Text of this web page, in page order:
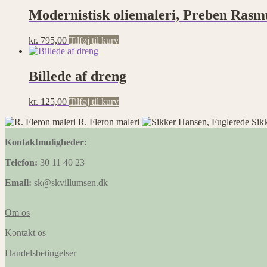
Modernistisk oliemaleri, Preben
kr. 795,00 Tilføj til kurv
Billede af dreng
kr. 125,00 Tilføj til kurv
R. Fleron maleri
Kontaktmuligheder:
Telefon: 30 11 40 23
Email: sk@skvillumsen.dk
Om os
Kontakt os
Handelsbetingelser